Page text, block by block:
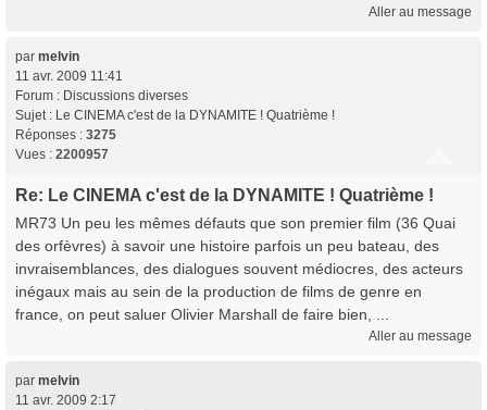
Aller au message
par melvin
11 avr. 2009 11:41
Forum : Discussions diverses
Sujet : Le CINEMA c'est de la DYNAMITE ! Quatrième !
Réponses : 3275
Vues : 2200957
Re: Le CINEMA c'est de la DYNAMITE ! Quatrième !
MR73 Un peu les mêmes défauts que son premier film (36 Quai
des orfèvres) à savoir une histoire parfois un peu bateau, des
invraisemblances, des dialogues souvent médiocres, des acteurs
inégaux mais au sein de la production de films de genre en
france, on peut saluer Olivier Marshall de faire bien, ...
Aller au message
par melvin
11 avr. 2009 2:17